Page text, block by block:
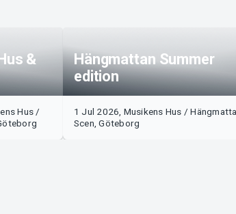
&
Hus /
Hängmattan Summer
edition
1 Jul 2026, Musikens Hus /
Scen, Göteborg